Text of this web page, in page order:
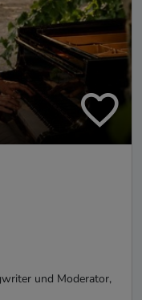
und Moderator,